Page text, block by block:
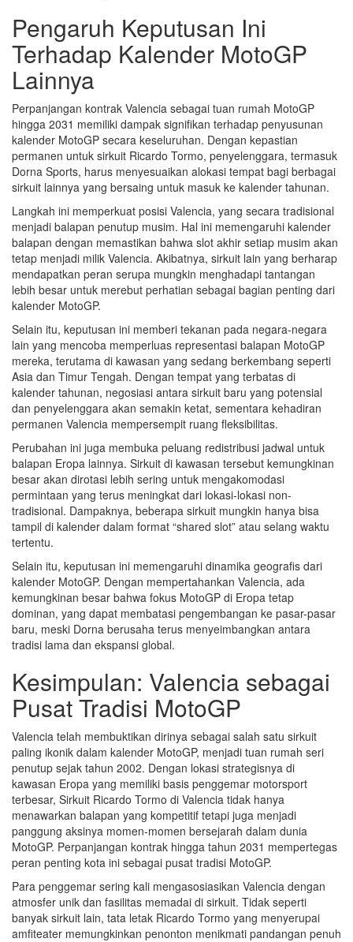
Pengaruh Keputusan Ini
Terhadap Kalender MotoGP
Lainnya
Perpanjangan kontrak Valencia sebagai tuan rumah MotoGP
hingga 2031 memiliki dampak signifikan terhadap penyusunan
kalender MotoGP secara keseluruhan. Dengan kepastian
permanen untuk sirkuit Ricardo Tormo, penyelenggara, termasuk
Dorna Sports, harus menyesuaikan alokasi tempat bagi berbagai
sirkuit lainnya yang bersaing untuk masuk ke kalender tahunan.
Langkah ini memperkuat posisi Valencia, yang secara tradisional
menjadi balapan penutup musim. Hal ini memengaruhi kalender
balapan dengan memastikan bahwa slot akhir setiap musim akan
tetap menjadi milik Valencia. Akibatnya, sirkuit lain yang berharap
mendapatkan peran serupa mungkin menghadapi tantangan
lebih besar untuk merebut perhatian sebagai bagian penting dari
kalender MotoGP.
Selain itu, keputusan ini memberi tekanan pada negara-negara
lain yang mencoba memperluas representasi balapan MotoGP
mereka, terutama di kawasan yang sedang berkembang seperti
Asia dan Timur Tengah. Dengan tempat yang terbatas di
kalender tahunan, negosiasi antara sirkuit baru yang potensial
dan penyelenggara akan semakin ketat, sementara kehadiran
permanen Valencia mempersempit ruang fleksibilitas.
Perubahan ini juga membuka peluang redistribusi jadwal untuk
balapan Eropa lainnya. Sirkuit di kawasan tersebut kemungkinan
besar akan dirotasi lebih sering untuk mengakomodasi
permintaan yang terus meningkat dari lokasi-lokasi non-
tradisional. Dampaknya, beberapa sirkuit mungkin hanya bisa
tampil di kalender dalam format “shared slot” atau selang waktu
tertentu.
Selain itu, keputusan ini memengaruhi dinamika geografis dari
kalender MotoGP. Dengan mempertahankan Valencia, ada
kemungkinan besar bahwa fokus MotoGP di Eropa tetap
dominan, yang dapat membatasi pengembangan ke pasar-pasar
baru, meski Dorna berusaha terus menyeimbangkan antara
tradisi lama dan ekspansi global.
Kesimpulan: Valencia sebagai
Pusat Tradisi MotoGP
Valencia telah membuktikan dirinya sebagai salah satu sirkuit
paling ikonik dalam kalender MotoGP, menjadi tuan rumah seri
penutup sejak tahun 2002. Dengan lokasi strategisnya di
kawasan Eropa yang memiliki basis penggemar motorsport
terbesar, Sirkuit Ricardo Tormo di Valencia tidak hanya
menawarkan balapan yang kompetitif tetapi juga menjadi
panggung aksinya momen-momen bersejarah dalam dunia
MotoGP. Perpanjangan kontrak hingga tahun 2031 mempertegas
peran penting kota ini sebagai pusat tradisi MotoGP.
Para penggemar sering kali mengasosiasikan Valencia dengan
atmosfer unik dan fasilitas memadai di sirkuit. Tidak seperti
banyak sirkuit lain, tata letak Ricardo Tormo yang menyerupai
amfiteater memungkinkan penonton menikmati pandangan penuh